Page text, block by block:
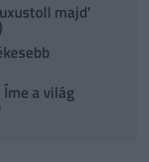
majd'
a világ